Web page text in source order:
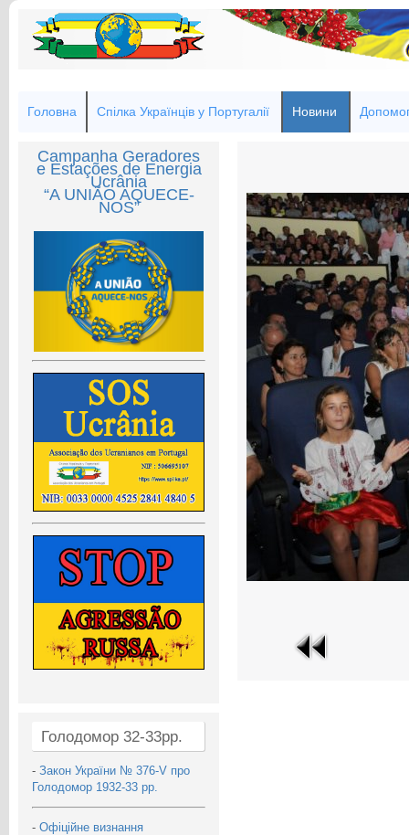
Головна Спілка Українців у Португалії Новини
Campanha Geradores
e Estações de Energia
Ucrânia
“A UNIÃO AQUECE-
NOS”
Голодомор 32-33рр.
- Закон України № 376-V про
Голодомор 1932-33 рр.
- Офіційне визнання